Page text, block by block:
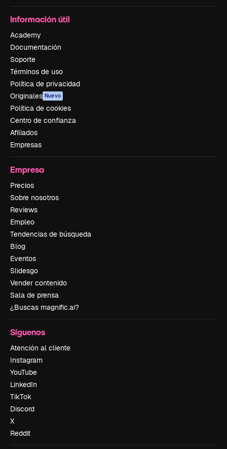
Información útil
Academy
Documentación
Soporte
Términos de uso
Política de privacidad
Originales Nuevo
Política de cookies
Centro de confianza
Afiliados
Empresas
Empresa
Precios
Sobre nosotros
Reviews
Empleo
Tendencias de búsqueda
Blog
Eventos
Slidesgo
Vender contenido
Sala de prensa
¿Buscas magnific.ai?
Síguenos
Atención al cliente
Instagram
YouTube
LinkedIn
TikTok
Discord
X
Reddit